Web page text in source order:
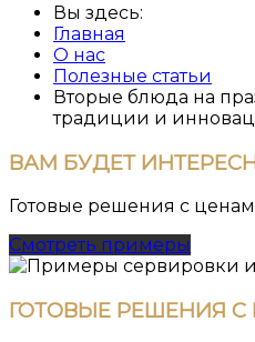
Вы здесь:
Главная
О нас
Полезные статьи
Вторые блюда на
традиции и
ВАМ БУДЕТ
Готовые решения с
Смотреть примеры
ГОТОВЫЕ РЕШЕНИЯ